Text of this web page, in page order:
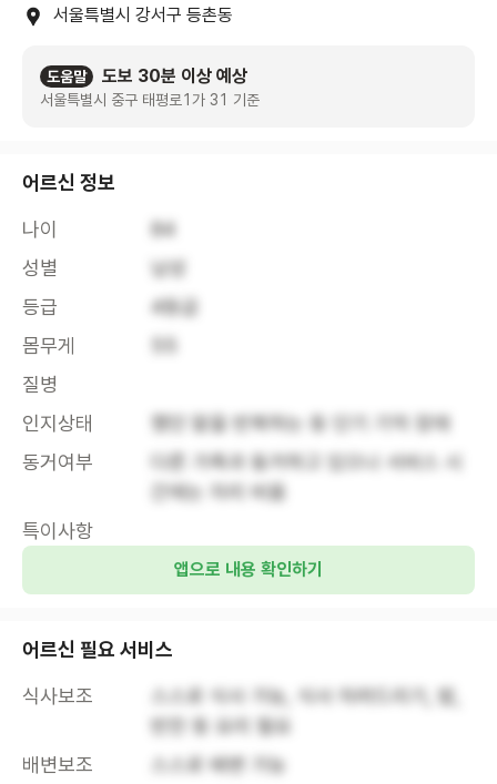
서울특별시 강서구 등촌동
도움말 도보 30분 이상 예상
서울특별시 중구 태평로1가 31 기준
어르신 정보
나이
84
성별
남성
등급
4등급
몸무게
질병
인지상태
했던 말을 반복하는 등 단기 기억 장애
동거여부
다른 가족과 동거하고 있으나 서비스 시
간에는 자리 비움
특이사항
앱으로 내용 확인하기
어르신 필요 서비스
식사보조
스스로 식사 가능, 식사 차려드리기, 밥,
반찬 등 요리 필요
배변보조
스스로 배변 가능